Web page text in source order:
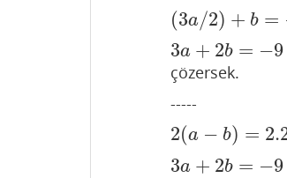
(3a/2) + b =
(3a/2)+b =− 9/ 2
3a + 2b = −9
3a+2b =− 9
çözersek.
-----
2(a − b) =
2(a− b)=2.2
3a + 2b = −9
3a+2b =− 9